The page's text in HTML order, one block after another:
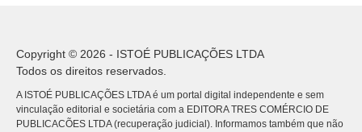
Copyright © 2026 - ISTOÉ PUBLICAÇÕES LTDA
Todos os direitos reservados.
A ISTOÉ PUBLICAÇÕES LTDA é um portal digital independente e sem
vinculação editorial e societária com a EDITORA TRES COMÉRCIO DE
PUBLICACÕES LTDA (recuperação judicial). Informamos também que não